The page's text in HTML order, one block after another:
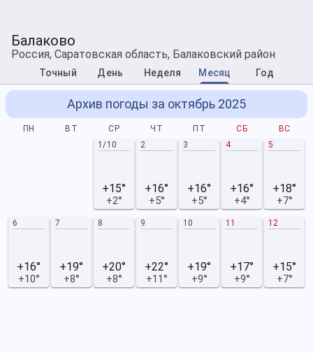
Балаково
Россия, Саратовская область, Балаковский район
Точный День Неделя Месяц Год
Архив погоды за октябрь 2025
ПН ВТ СР ЧТ ПТ СБ
ВС
1/10
+15°
+2°
2
+16°
+5°
3
+16°
+5°
4
+16°
+4°
5
+18°
+7°
6
+16°
+10°
7
+19°
+8°
8
+20°
+8°
9
+22°
+11°
10
+19°
+9°
11
+17°
+9°
12
+15°
+7°